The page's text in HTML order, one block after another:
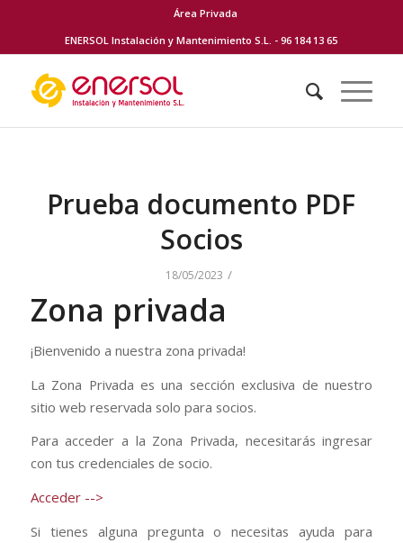
Área Privada
ENERSOL Instalación y Mantenimiento S.L. - 96 184 13 65
Prueba documento PDF
Socios
18/05/2023 /
Zona privada
¡Bienvenido a nuestra zona privada!
La Zona Privada es una sección exclusiva de nuestro
sitio web reservada solo para socios.
Para acceder a la Zona Privada, necesitarás ingresar
con tus credenciales de socio.
Acceder -->
Si tienes alguna pregunta o necesitas ayuda para